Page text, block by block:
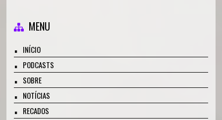
MENU
INÍCIO
PODCASTS
SOBRE
NOTÍCIAS
RECADOS